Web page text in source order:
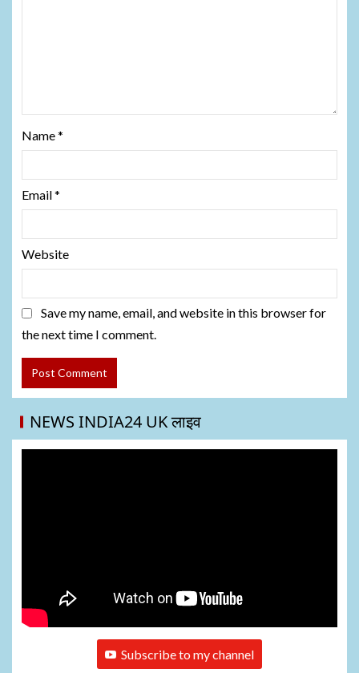
Name*
Email*
Website
Save my name, email, and website in this browser for
the next time I comment.
NEWS INDIA24 UK लाइव
Subscribe to my channel